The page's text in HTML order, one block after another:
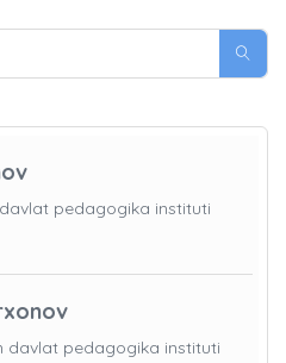
pedagogika instituti
davlat pedagogika instituti